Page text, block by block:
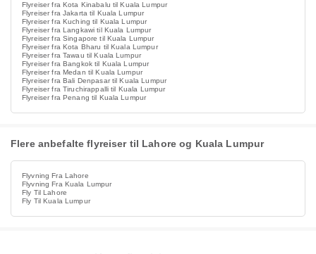
Flyreiser fra Kota Kinabalu til Kuala Lumpur
Flyreiser fra Jakarta til Kuala Lumpur
Flyreiser fra Kuching til Kuala Lumpur
Flyreiser fra Langkawi til Kuala Lumpur
Flyreiser fra Singapore til Kuala Lumpur
Flyreiser fra Kota Bharu til Kuala Lumpur
Flyreiser fra Tawau til Kuala Lumpur
Flyreiser fra Bangkok til Kuala Lumpur
Flyreiser fra Medan til Kuala Lumpur
Flyreiser fra Bali Denpasar til Kuala Lumpur
Flyreiser fra Tiruchirappalli til Kuala Lumpur
Flyreiser fra Penang til Kuala Lumpur
Flere anbefalte flyreiser til Lahore og Kuala Lumpur
Flyvning Fra Lahore
Flyvning Fra Kuala Lumpur
Fly Til Lahore
Fly Til Kuala Lumpur